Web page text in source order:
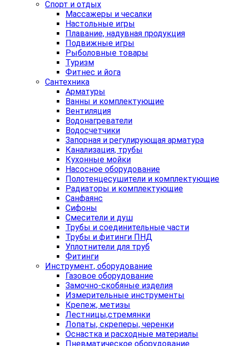
Спорт и отдых
Массажеры и чесалки
Настольные игры
Плавание, надувная продукция
Подвижные игры
Рыболовные товары
Туризм
Фитнес и йога
Сантехника
Арматуры
Ванны и комплектующие
Вентиляция
Водонагреватели
Водосчетчики
Запорная и регулирующая арматура
Канализация, трубы
Кухонные мойки
Насосное оборудование
Полотенцесушители и комплектующие
Радиаторы и комплектующие
Санфаянс
Сифоны
Смесители и душ
Трубы и соединительные части
Трубы и фитинги ПНД
Уплотнители для труб
Фитинги
Инструмент, оборудование
Газовое оборудование
Замочно-скобяные изделия
Измерительные инструменты
Крепеж, метизы
Лестницы,стремянки
Лопаты, скреперы, черенки
Оснастка и расходные материалы
Пневматическое оборудование